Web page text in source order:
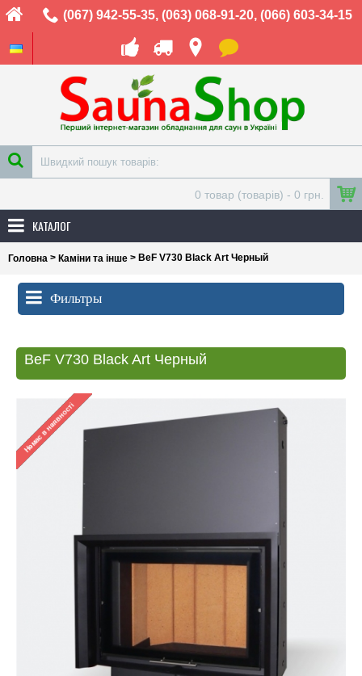
(067) 942-55-35, (063) 068-91-20, (066) 603-34-15
0 товар (товарів) - 0 грн.
КАТАЛОГ
Головна > Каміни та інше > BeF V730 Black Art Черный
Фильтры
BeF V730 Black Art Черный